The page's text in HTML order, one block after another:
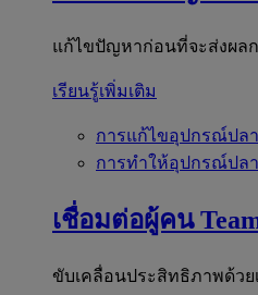
แก้ไขปัญหาก่อนที่จะส่งผล
เรียนรู้เพิ่มเติม
การแก้ไขอุปกรณ์ปล
การทำให้อุปกรณ์ปล
เชื่อมต่อผู้คน
ขับเคลื่อนประสิทธิภาพด้วย